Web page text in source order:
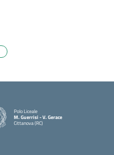
Polo Liceale
M. Guerrisi - V. Gerace
Cittanova (RC)